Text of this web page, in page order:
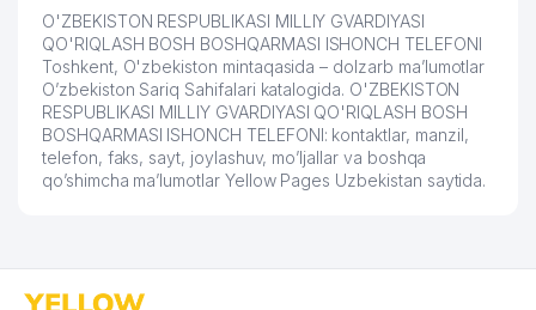
O'ZBEKISTON RESPUBLIKASI MILLIY GVARDIYASI
QO'RIQLASH BOSH BOSHQARMASI ISHONCH TELEFONI
Toshkent, O'zbekiston mintaqasida – dolzarb ma’lumotlar
O’zbekiston Sariq Sahifalari katalogida. O'ZBEKISTON
RESPUBLIKASI MILLIY GVARDIYASI QO'RIQLASH BOSH
BOSHQARMASI ISHONCH TELEFONI: kontaktlar, manzil,
telefon, faks, sayt, joylashuv, mo’ljallar va boshqa
qo’shimcha ma’lumotlar Yellow Pages Uzbekistan saytida.